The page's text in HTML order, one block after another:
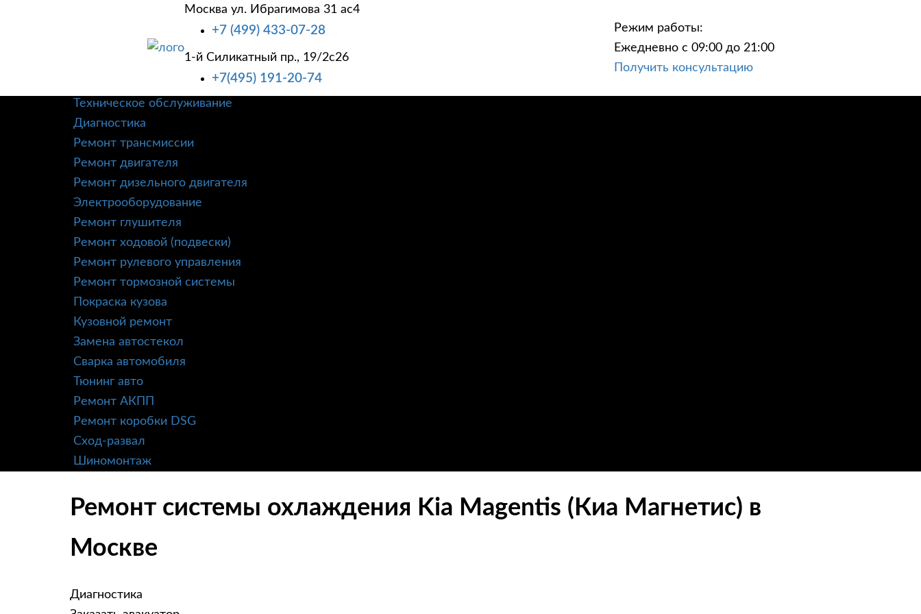
Москва ул. Ибрагимова 31 ас4
+7 (499) 433-07-28
1-й Силикатный пр., 19/2с26
+7(495) 191-20-74
Режим работы:
Ежедневно с 09:00 до 21:00
Получить консультацию
КОРПОРАТИВНЫМ КЛИЕНТАМ
Техническое обслуживание
Диагностика
Ремонт трансмиссии
Ремонт двигателя
Ремонт дизельного двигателя
Электрооборудование
Ремонт глушителя
Ремонт ходовой (подвески)
Ремонт рулевого управления
Ремонт тормозной системы
Покраска кузова
Кузовной ремонт
Замена автостекол
Сварка автомобиля
Тюнинг авто
Ремонт АКПП
Ремонт коробки DSG
Сход-развал
Шиномонтаж
Ремонт системы охлаждения Kia Magentis (Киа Магнетис) в
Москве
Диагностика